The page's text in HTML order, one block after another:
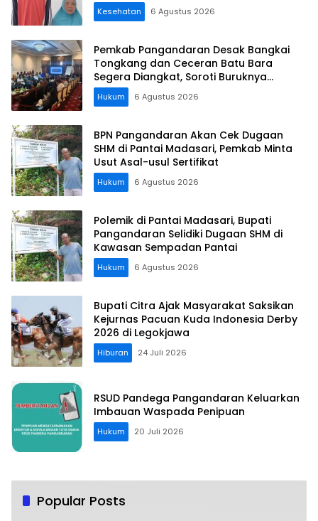
Kesehatan 6 Agustus 2026
Pemkab Pangandaran Desak Bangkai
Tongkang dan Ceceran Batu Bara
Segera Diangkat, Soroti Buruknya
Koordinasi Perusahaan
Hukum 6 Agustus 2026
BPN Pangandaran Akan Cek Dugaan
SHM di Pantai Madasari, Pemkab Minta
Usut Asal-usul Sertifikat
Hukum 6 Agustus 2026
Polemik di Pantai Madasari, Bupati
Pangandaran Selidiki Dugaan SHM di
Kawasan Sempadan Pantai
Hukum 6 Agustus 2026
Bupati Citra Ajak Masyarakat Saksikan
Kejurnas Pacuan Kuda Indonesia Derby
2026 di Legokjawa
Hiburan 24 Juli 2026
RSUD Pandega Pangandaran Keluarkan
Imbauan Waspada Penipuan
Hukum 20 Juli 2026
Popular Posts